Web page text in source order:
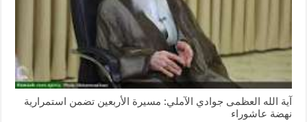
آية الله العظمى جوادي الآملي: مسيرة الأربعين تضمن استمرارية
نهضة عاشوراء